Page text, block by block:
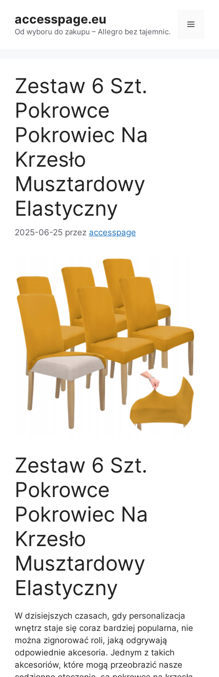
treści
accesspage.eu
Od wyboru do zakupu – Allegro bez tajemnic.
Menu
Zestaw 6 Szt.
Pokrowce
Pokrowiec Na
Krzesło
Musztardowy
Elastyczny
2025-06-25 przez accesspage
Zestaw 6 Szt.
Pokrowce
Pokrowiec Na
Krzesło
Musztardowy
Elastyczny
W dzisiejszych czasach, gdy personalizacja
wnętrz staje się coraz bardziej popularna, nie
można zignorować roli, jaką odgrywają
odpowiednie akcesoria. Jednym z takich
akcesoriów, które mogą przeobrazić nasze